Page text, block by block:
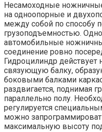
Несамоходные
на одноопорные и
между собой по способу
грузоподъемностью.
автомобильные
соединение ровно
Гидроцилиндр
связующую балку,
боковыми балками
раздвигается, поднимая
параллельно полу.
регулируется
можно
максимальную высоту